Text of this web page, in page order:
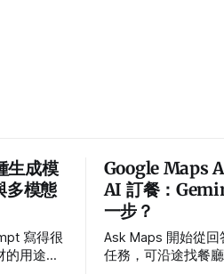
生成模
多模態
寫得很
用途、
Google Maps
AI 訂餐：
一步？
Ask Maps 開始從
任務，可沿途找餐